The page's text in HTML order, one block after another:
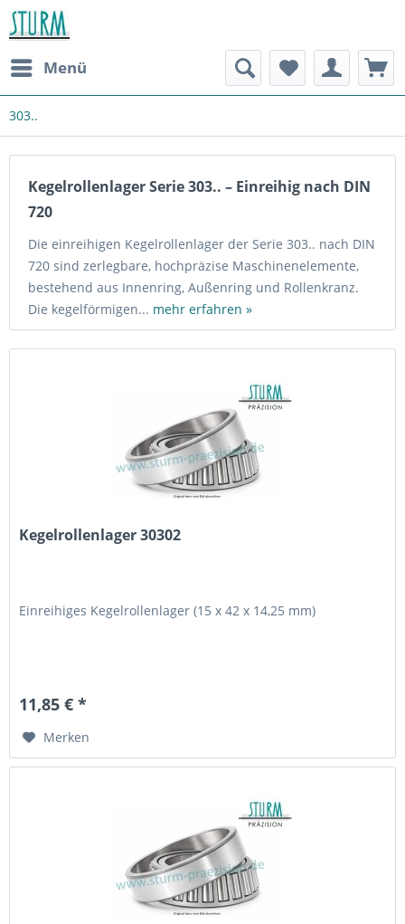
Menü
303..
Kegelrollenlager Serie 303.. – Einreihig nach DIN
720
Die einreihigen Kegelrollenlager der Serie 303.. nach DIN
720 sind zerlegbare, hochpräzise Maschinenelemente,
bestehend aus Innenring, Außenring und Rollenkranz.
Die kegelförmigen... mehr erfahren »
Kegelrollenlager 30302
Einreihiges Kegelrollenlager (15 x 42 x 14,25 mm)
11,85 € *
Merken